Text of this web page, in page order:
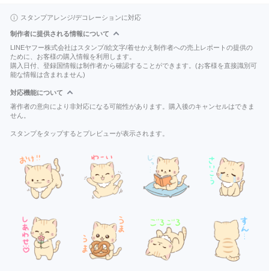
スタンプアレンジ/デコレーションに対応
制作者に提供される情報について
LINEヤフー株式会社はスタンプ/絵文字/着せかえ制作者への売上レポートの提供の
ために、お客様の購入情報を利用します。
購入日付、登録国情報は制作者から確認することができます。(お客様を直接識別可
能な情報は含まれません)
対応機能について
著作者の意向により非対応になる可能性があります。購入後のキャンセルはできま
せん。
スタンプをタップするとプレビューが表示されます。